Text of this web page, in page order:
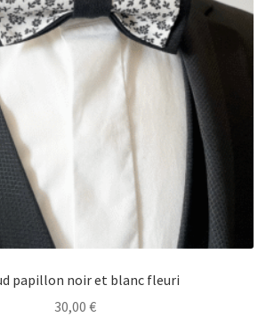
papillon noir et blanc fleuri
30,00 €